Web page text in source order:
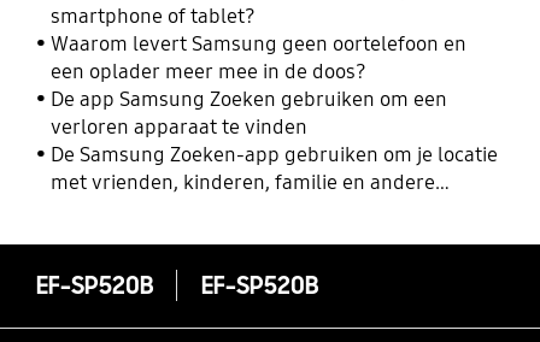
smartphone of tablet?
Waarom levert Samsung geen oortelefoon en
een oplader meer mee in de doos?
De app Samsung Zoeken gebruiken om een
verloren apparaat te vinden
De Samsung Zoeken-app gebruiken om je locatie
met vrienden, kinderen, familie en andere
EF-SP520B EF-SP520B